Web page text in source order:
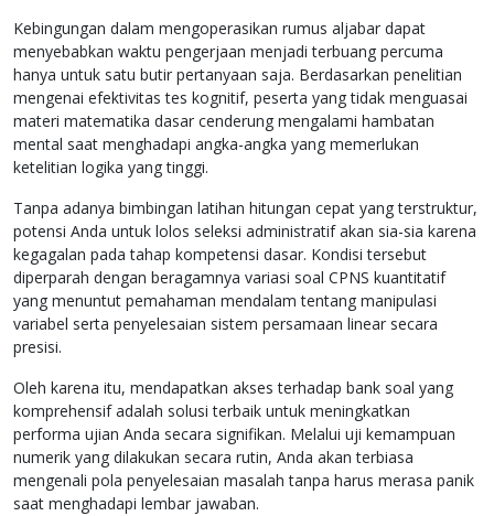
Kebingungan dalam mengoperasikan rumus aljabar dapat
menyebabkan waktu pengerjaan menjadi terbuang percuma
hanya untuk satu butir pertanyaan saja. Berdasarkan penelitian
mengenai efektivitas tes kognitif, peserta yang tidak menguasai
materi matematika dasar cenderung mengalami hambatan
mental saat menghadapi angka-angka yang memerlukan
ketelitian logika yang tinggi.
Tanpa adanya bimbingan latihan hitungan cepat yang terstruktur,
potensi Anda untuk lolos seleksi administratif akan sia-sia karena
kegagalan pada tahap kompetensi dasar. Kondisi tersebut
diperparah dengan beragamnya variasi soal CPNS kuantitatif
yang menuntut pemahaman mendalam tentang manipulasi
variabel serta penyelesaian sistem persamaan linear secara
presisi.
Oleh karena itu, mendapatkan akses terhadap bank soal yang
komprehensif adalah solusi terbaik untuk meningkatkan
performa ujian Anda secara signifikan. Melalui uji kemampuan
numerik yang dilakukan secara rutin, Anda akan terbiasa
mengenali pola penyelesaian masalah tanpa harus merasa panik
saat menghadapi lembar jawaban.